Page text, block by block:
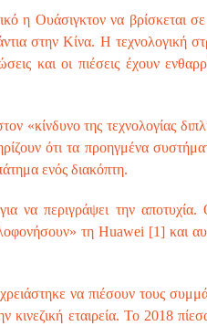
η Ουάσιγκτον να βρίσκεται
στην Κίνα. Η τεχνολογική
και οι πιέσεις έχουν
«κίνδυνο της τεχνολογίας
ότι τα προηγμένα
ενός διακόπτη.
να περιγράψει την
τη Huawei [1] και
να πιέσουν τους
κινεζική εταιρεία. Το 2018